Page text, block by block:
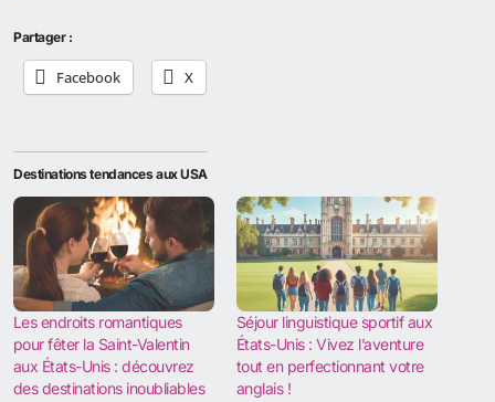
Partager :
Facebook X
Destinations tendances aux USA
Les endroits romantiques
pour fêter la Saint-Valentin
aux États-Unis : découvrez
des destinations inoubliables
Séjour linguistique sportif aux
États-Unis : Vivez l’aventure
tout en perfectionnant votre
anglais !